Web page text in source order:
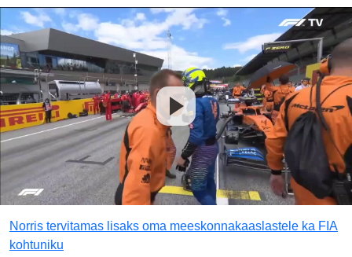
Norris tervitamas lisaks oma meeskonnakaaslastele ka FIA
kohtuniku